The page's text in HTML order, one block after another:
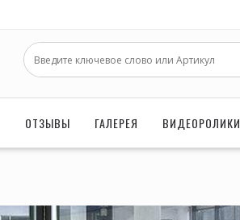
ОТЗЫВЫ ГАЛЕРЕЯ ВИДЕОРОЛИКИ